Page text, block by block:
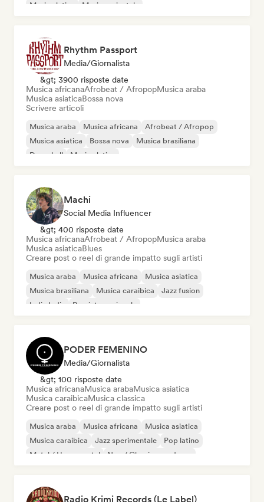
Musica latina
Musica orientale
Rhythm Passport
Media/Giornalista
&gt; 3900 risposte date
Musica africanaAfrobeat / AfropopMusica araba
Musica asiaticaBossa nova
Scrivere articoli
Musica araba Musica africana
Afrobeat / Afropop
Musica asiatica
Bossa nova
Musica brasiliana
Dancehall
Musica latina
Machi
Social Media Influencer
&gt; 400 risposte date
Musica africanaAfrobeat / AfropopMusica araba
Musica asiaticaBlues
Creare post o reel di grande impatto sugli artisti
Musica araba Musica africana
Musica asiatica
Musica brasiliana
Musica caraibica
Jazz fusion
Indie India
Pop internazionale
PODER FEMENINO
Media/Giornalista
&gt; 100 risposte date
Musica africanaMusica arabaMusica asiatica
Musica caraibicaMusica classica
Creare post o reel di grande impatto sugli artisti
Musica araba Musica africana
Musica asiatica
Musica caraibica
Jazz sperimentale
Pop latino
Metal / Heavy metal
Neo / Classico moderno
Radio Krimi Records (Le Label)